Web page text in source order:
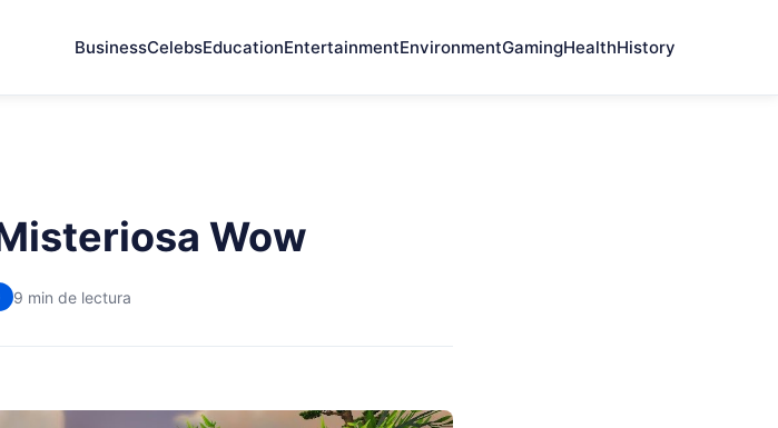
BusinessCelebsEducationEntertainmentEnvironmentGamingHealthHistory
Wow
9 min de lectura